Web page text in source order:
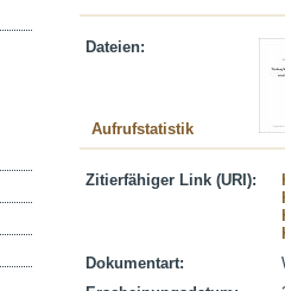
Dateien:
Aufrufstatistik
Zitierfähiger Link (URI):
Dokumentart: